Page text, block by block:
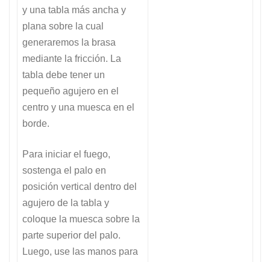
y una tabla más ancha y
plana sobre la cual
generaremos la brasa
mediante la fricción. La
tabla debe tener un
pequeño agujero en el
centro y una muesca en el
borde.
Para iniciar el fuego,
sostenga el palo en
posición vertical dentro del
agujero de la tabla y
coloque la muesca sobre la
parte superior del palo.
Luego, use las manos para